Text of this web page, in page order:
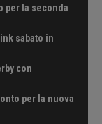
per la seconda
sabato in
con
per la nuova